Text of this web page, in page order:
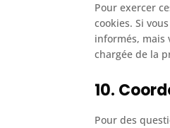
Pour exercer
cookies. Si
informés, mais
chargée de la
10.
Pour des